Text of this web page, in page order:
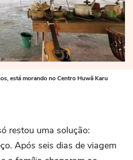
está morando no Centro Huwã Karu
restou uma solução:
Após seis dias de viagem